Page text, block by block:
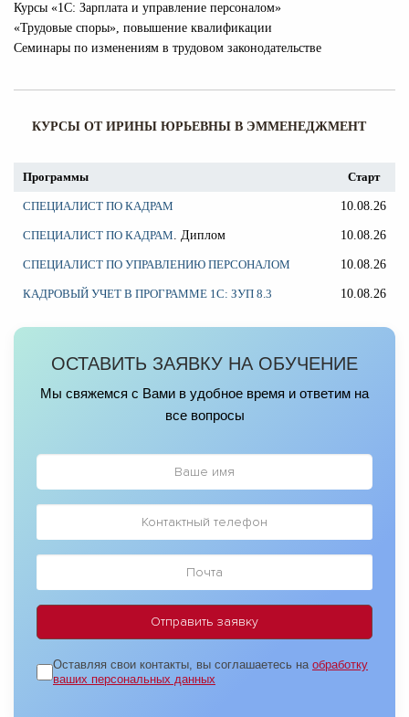
Курсы «1С: Зарплата и управление персоналом»
«Трудовые споры», повышение квалификации
Семинары по изменениям в трудовом законодательстве
КУРСЫ ОТ ИРИНЫ ЮРЬЕВНЫ В ЭММЕНЕДЖМЕНТ
Программы Старт
СПЕЦИАЛИСТ ПО КАДРАМ 10.08.26
СПЕЦИАЛИСТ ПО КАДРАМ. Диплом 10.08.26
СПЕЦИАЛИСТ ПО УПРАВЛЕНИЮ ПЕРСОНАЛОМ 10.08.26
КАДРОВЫЙ УЧЕТ В ПРОГРАММЕ 1С: ЗУП 8.3 10.08.26
ОСТАВИТЬ ЗАЯВКУ НА ОБУЧЕНИЕ
Мы свяжемся с Вами в удобное время и ответим на
все вопросы
Оставляя свои контакты, вы соглашаетесь на обработку
ваших персональных данных